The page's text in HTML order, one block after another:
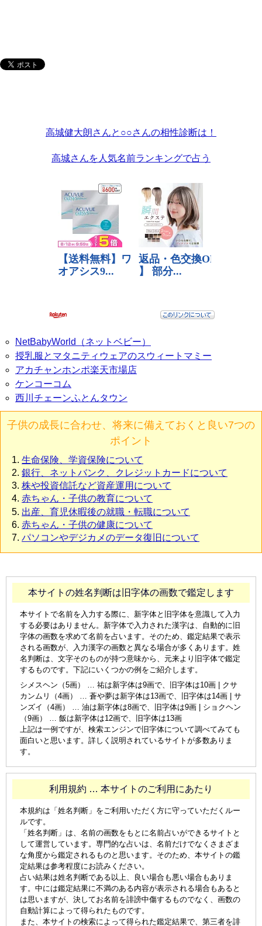
高城健大朗さんと○○さんの相性診断は！
高城さんを人気名前ランキングで占う
NetBabyWorld（ネットベビー）
授乳服とマタニティウェアのスウィートマミー
アカチャンホンポ楽天市場店
ケンコーコム
西川チェーンふとんタウン
子供の成長に合わせ、将来に備えておくと良い7つの
ポイント
生命保険、学資保険について
銀行、ネットバンク、クレジットカードについて
株や投資信託など資産運用について
赤ちゃん・子供の教育について
出産、育児休暇後の就職・転職について
赤ちゃん・子供の健康について
パソコンやデジカメのデータ復旧について
本サイトの姓名判断は旧字体の画数で鑑定します
本サイトで名前を入力する際に、新字体と旧字体を意識して入力
する必要はありません。新字体で入力された漢字は、自動的に旧
字体の画数を求めて名前を占います。そのため、鑑定結果で表示
される画数が、入力漢字の画数と異なる場合が多くあります。姓
名判断は、文字そのものが持つ意味から、元来より旧字体で鑑定
するものです。下記にいくつかの例をご紹介します。
シメスヘン（5画） … 祐は新字体は9画で、旧字体は10画 | クサ
カンムリ（4画） … 蒼や夢は新字体は13画で、旧字体は14画 | サ
ンズイ（4画） … 油は新字体は8画で、旧字体は9画 | ショクヘン
（9画） … 飯は新字体は12画で、旧字体は13画
上記は一例ですが、検索エンジンで旧字体について調べてみても
面白いと思います。詳しく説明されているサイトが多数ありま
す。
利用規約 … 本サイトのご利用にあたり
本規約は「姓名判断」をご利用いただく方に守っていただくルー
ルです。
「姓名判断」は、名前の画数をもとに名前占いができるサイトと
して運営しています。専門的な占いは、名前だけでなくさまざま
な角度から鑑定されるものと思います。そのため、本サイトの鑑
定結果は参考程度にお読みください。
占い結果は姓名判断である以上、良い場合も悪い場合もありま
す。中には鑑定結果に不満のある内容が表示される場合もあると
は思いますが、決してお名前を誹謗中傷するものでなく、画数の
自動計算によって得られたものです。
また、本サイトの検索によって得られた鑑定結果で、第三者を誹